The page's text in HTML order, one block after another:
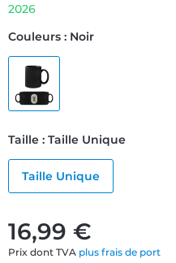
16,99 €
Prix dont TVA plus frais de port
2026
Couleurs : Noir
Taille : Taille Unique
Taille Unique